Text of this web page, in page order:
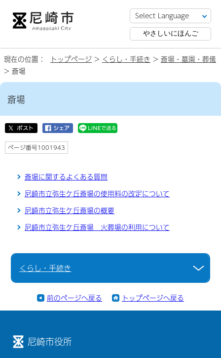
やさしいにほんご
現在の位置： トップページ > くらし・手続き > 斎場・墓園・葬儀
> 斎場
斎場
ページ番号1001943
斎場に関するよくある質問
尼崎市立弥生ケ丘斎場の使用料の改定について
尼崎市立弥生ケ丘斎場の概要
尼崎市立弥生ケ丘斎場 火葬場の利用について
くらし・手続き
前のページへ戻る トップページへ戻る
尼崎市役所